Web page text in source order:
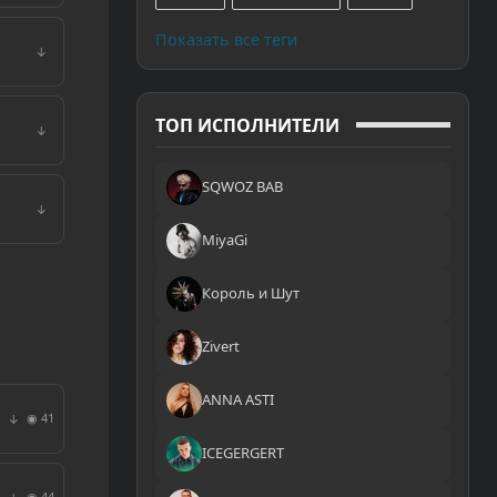
Показать все теги
ТОП ИСПОЛНИТЕЛИ
SQWOZ BAB
MiyaGi
Король и Шут
Zivert
ANNA ASTI
ICEGERGERT
↓
↓
↓
↓ ◉ 41